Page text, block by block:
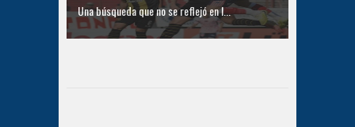
Una búsqueda que no se reflejó en l...